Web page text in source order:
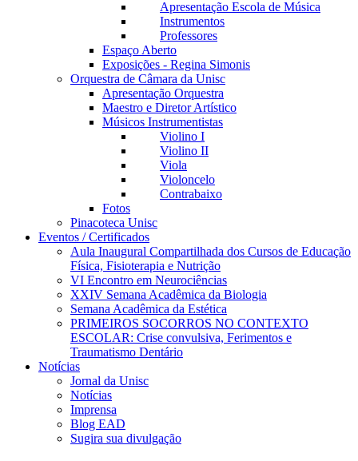
Apresentação Escola de Música
Instrumentos
Professores
Espaço Aberto
Exposições - Regina Simonis
Orquestra de Câmara da Unisc
Apresentação Orquestra
Maestro e Diretor Artístico
Músicos Instrumentistas
Violino I
Violino II
Viola
Violoncelo
Contrabaixo
Fotos
Pinacoteca Unisc
Eventos / Certificados
Aula Inaugural Compartilhada dos Cursos de Educação
Física, Fisioterapia e Nutrição
VI Encontro em Neurociências
XXIV Semana Acadêmica da Biologia
Semana Acadêmica da Estética
PRIMEIROS SOCORROS NO CONTEXTO
ESCOLAR: Crise convulsiva, Ferimentos e
Traumatismo Dentário
Notícias
Jornal da Unisc
Notícias
Imprensa
Blog EAD
Sugira sua divulgação